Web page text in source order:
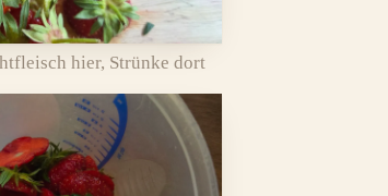
hier, Strünke dort